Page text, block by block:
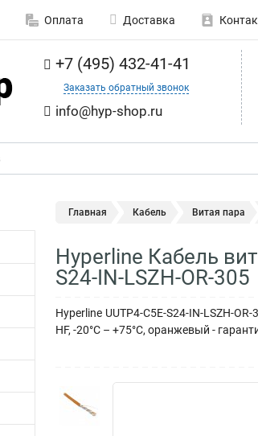
Оплата Доставка
+7 (495) 432-41-41
Заказать обратный звонок
info@hyp-shop.ru
Главная Кабель Витая пара
Hyperline Кабель
S24-IN-LSZH-OR-305
Hyperline UUTP4-C5E-S24-IN-LSZH-
HF, -20°C – +75°C, оранжевый -